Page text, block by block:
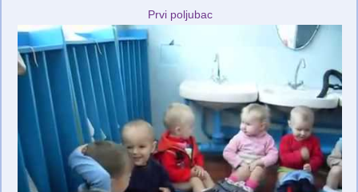
Prvi poljubac